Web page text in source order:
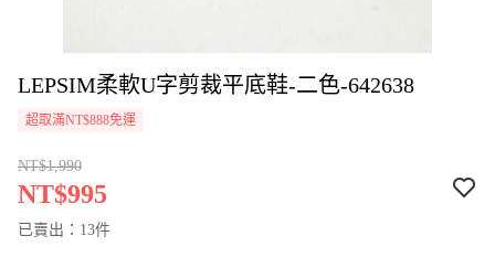
LEPSIM柔軟U字剪裁平底鞋-二色-642638
超取滿NT$888免運
NT$1,990
NT$995
已賣出：13件